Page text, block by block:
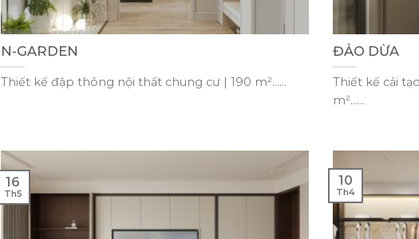
N-GARDEN
Thiết kế đập thông nội thất chung cư | 190 m²......
ĐẢO DỪA
Thiết kế cải
m²......
16
Th5
10
Th4